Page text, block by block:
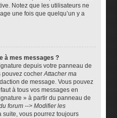
Notez que les utilisateurs ne
une fois que quelqu’un y a
à mes messages ?
depuis votre panneau de
pouvez cocherAttacher ma
de message. Vous pouvez
à tous vos messages en
» à partir du panneau de
forum --> Modifier les
suite, vous pourrez toujours